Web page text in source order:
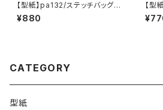
【型紙】pa132/ステッチバッグ
【2】
¥880
【型
CATEGORY
型紙